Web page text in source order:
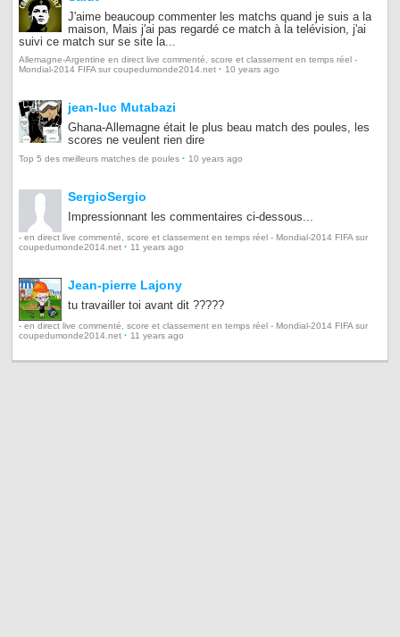
J'aime beaucoup commenter les matchs quand je suis a la
maison, Mais j'ai pas regardé ce match à la telévision, j'ai
suivi ce match sur se site la...
Allemagne-Argentine en direct live commenté, score et classement en temps réel -
Mondial-2014 FIFA sur coupedumonde2014.net · 10 years ago
jean-luc Mutabazi
Ghana-Allemagne était le plus beau match des poules, les
scores ne veulent rien dire
Top 5 des meilleurs matches de poules · 10 years ago
SergioSergio
Impressionnant les commentaires ci-dessous...
- en direct live commenté, score et classement en temps réel - Mondial-2014 FIFA sur
coupedumonde2014.net · 11 years ago
Jean-pierre Lajony
tu travailler toi avant dit ?????
- en direct live commenté, score et classement en temps réel - Mondial-2014 FIFA sur
coupedumonde2014.net · 11 years ago